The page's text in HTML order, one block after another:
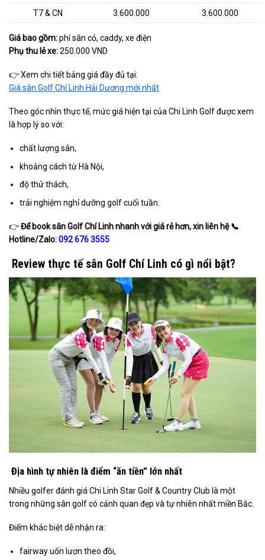
T7 & CN 3.600.000 3.600.000
Giá bao gồm:phí sân cỏ, caddy, xe điện
Phụ thu lẻ xe:250.000 VND
👉 Xem chi tiết bảng giá đầy đủ tại:
Giá sân Golf Chí Linh Hải Dương mới nhất
Theo góc nhìn thực tế, mức giá hiện tại của Chi Linh Golf được xem
là hợp lý so với:
chất lượng sân,
khoảng cách từ Hà Nội,
độ thử thách,
trải nghiệm nghỉ dưỡng golf cuối tuần.
👉Để book sân Golf Chí Linh nhanh với giá rẻ hơn, xin liên hệ📞
Hotline/Zalo:092 676 3555
Review thực tế sân Golf Chí Linh có gì nổi bật?
Địa hình tự nhiên là điểm “ăn tiền” lớn nhất
Nhiều golfer đánh giá Chi Linh Star Golf & Country Club là một
trong những sân golf có cảnh quan đẹp và tự nhiên nhất miền Bắc.
Điểm khác biệt dễ nhận ra:
fairway uốn lượn theo đồi,